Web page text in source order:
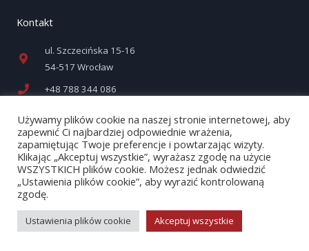
Kontakt
ul. Szczecińska 15-16
54-517 Wrocław
+48 788 344 086
Design&SEO by Nowe SEO
Używamy plików cookie na naszej stronie internetowej, aby
zapewnić Ci najbardziej odpowiednie wrażenia,
zapamiętując Twoje preferencje i powtarzając wizyty.
Klikając „Akceptuj wszystkie”, wyrażasz zgodę na użycie
WSZYSTKICH plików cookie. Możesz jednak odwiedzić
„Ustawienia plików cookie”, aby wyrazić kontrolowaną
zgodę.
Ustawienia plików cookie Akceptuj wszystkie